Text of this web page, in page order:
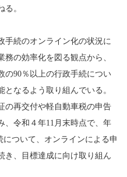
。
続のオンライン化の状況に
の効率化を図る観点から、
の90％以上の行政手続につい
なるよう取り組んでいる。
の再交付や軽自動車税の申告
、令和４年11月末時点で、年
について、オンラインによる申
き、目標達成に向け取り組ん